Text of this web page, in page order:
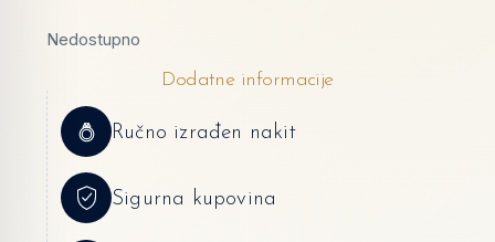
Nedostupno
Dodatne informacije
Ručno izrađen nakit
Sigurna kupovina